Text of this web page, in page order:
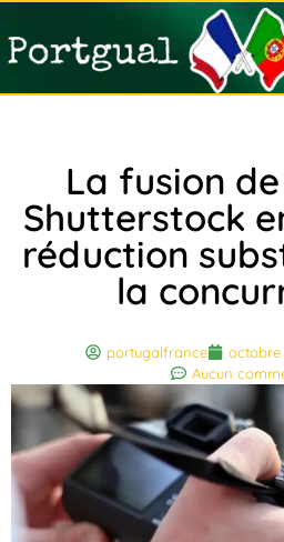
La fusion
Shutterstock
réduction
la
portugalfrance octobre
Aucun